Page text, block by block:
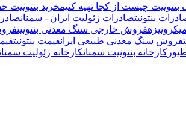
بنتونیت چیست از کجا تهیه کنیمخرید بنتونیت
بنتونیتصادرات زئولیت ایران - سمنان
فروش خارجی سنگ معدنی بنتونیت
فروش سنگ معدنی طبیعی ایرانقیمت بنتونیت
کارخانه بنتونیت سمنانکارخانه زئولیت